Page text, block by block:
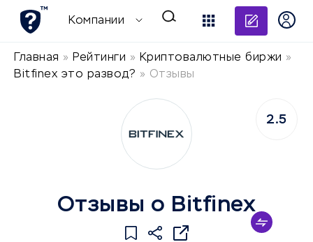
Компании
Главная » Рейтинги » Криптовалютные биржи »
Bitfinex это развод? » Отзывы
Отзывы о Bitfinex
2.5